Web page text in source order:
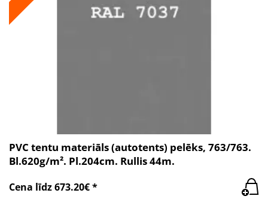
PVC tentu materiāls (autotents) pelēks, 763/763.
Bl.620g/m². Pl.204cm. Rullis 44m.
Cena līdz 673.20€ *